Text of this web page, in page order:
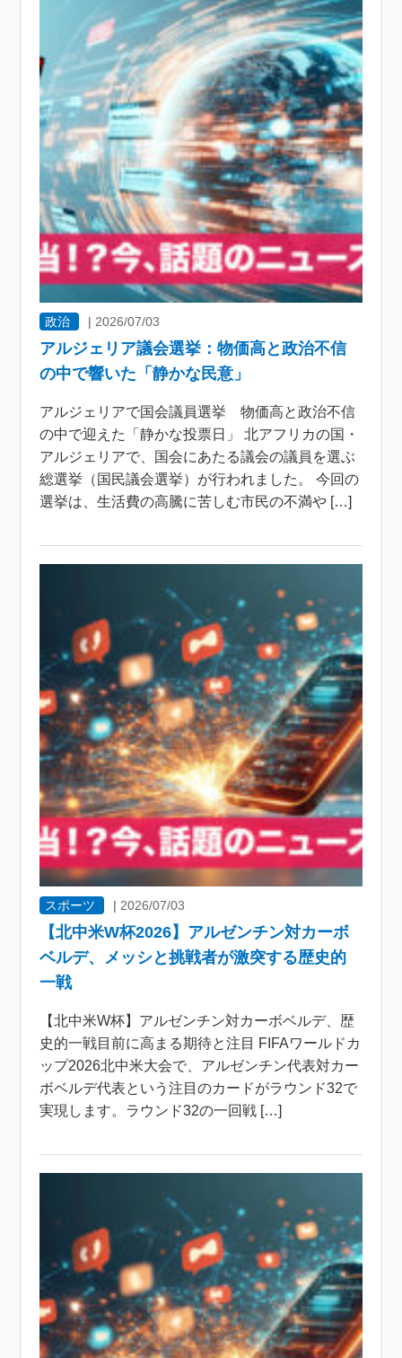
政治 | 2026/07/03
アルジェリア議会選挙：物価高と政治不信
の中で響いた「静かな民意」
アルジェリアで国会議員選挙 物価高と政治不信
の中で迎えた「静かな投票日」 北アフリカの国・
アルジェリアで、国会にあたる議会の議員を選ぶ
総選挙（国民議会選挙）が行われました。 今回の
選挙は、生活費の高騰に苦しむ市民の不満や […]
スポーツ | 2026/07/03
【北中米W杯2026】アルゼンチン対カーボ
ベルデ、メッシと挑戦者が激突する歴史的
一戦
【北中米W杯】アルゼンチン対カーボベルデ、歴
史的一戦目前に高まる期待と注目 FIFAワールドカ
ップ2026北中米大会で、アルゼンチン代表対カー
ボベルデ代表という注目のカードがラウンド32で
実現します。ラウンド32の一回戦 […]